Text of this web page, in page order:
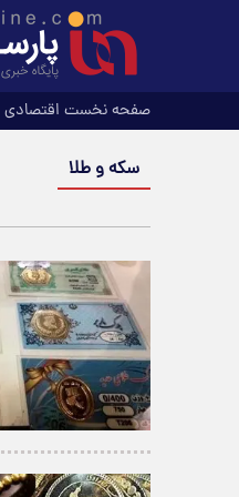
صفحه نخست اقتصادی
سکه و طلا